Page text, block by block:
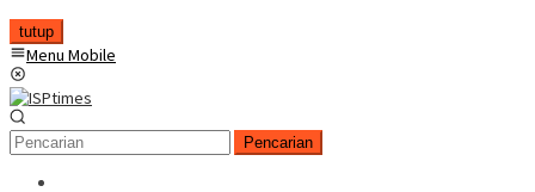
tutup
Menu Mobile
Pencarian